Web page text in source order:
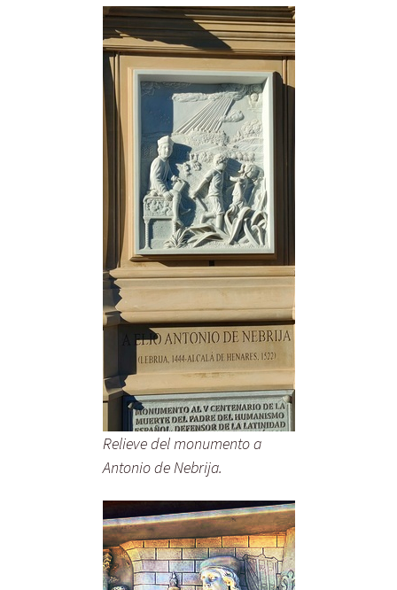
Relieve del monumento a
Antonio de Nebrija.